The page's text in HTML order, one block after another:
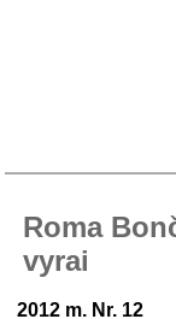
Roma
vyrai
2012 m. Nr. 12